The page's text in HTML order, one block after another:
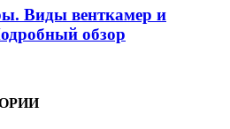
Виды венткамер и
обзор